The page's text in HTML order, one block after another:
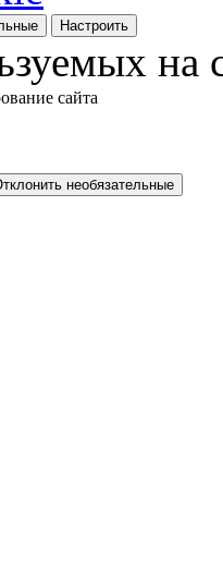
Настроить
на
сайта
необязательные